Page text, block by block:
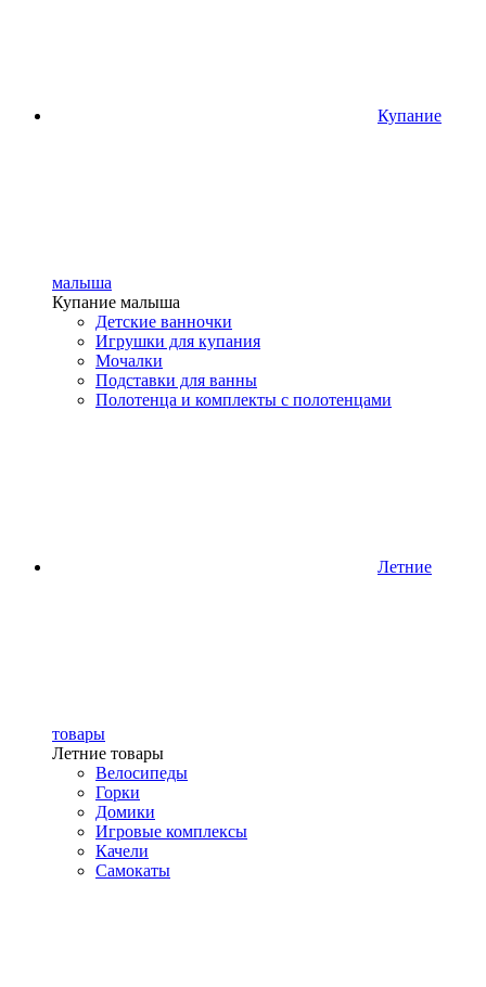
Купание
малыша
Купание малыша
Детские ванночки
Игрушки для купания
Мочалки
Подставки для ванны
Полотенца и комплекты с полотенцами
Летние
товары
Летние товары
Велосипеды
Горки
Домики
Игровые комплексы
Качели
Самокаты